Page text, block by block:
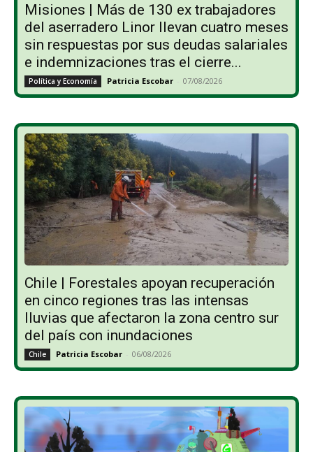
Misiones | Más de 130 ex trabajadores
del aserradero Linor llevan cuatro meses
sin respuestas por sus deudas salariales
e indemnizaciones tras el cierre...
Política y Economía Patricia Escobar - 07/08/2026
Chile | Forestales apoyan recuperación
en cinco regiones tras las intensas
lluvias que afectaron la zona centro sur
del país con inundaciones
Chile Patricia Escobar - 06/08/2026